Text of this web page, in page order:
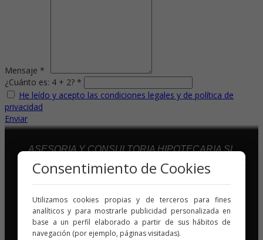
Mensaje *
¿Cuánto es: 4 + 2? *
He leído y acepto las condiciones legales y de política de
privacidad
Enviar
ASESORIA Y CONSULTORIA HIPOTECARIA SL
Avda De Europa 26 - Edificio Atico 5, 2ª Planta 28224 -
(Pozuelo De Alarcon)
28224 – Madrid
946969278- 607645425
Consentimiento de Cookies
Utilizamos cookies propias y de terceros para fines
analíticos y para mostrarle publicidad personalizada en
base a un perfil elaborado a partir de sus hábitos de
navegación (por ejemplo, páginas visitadas).